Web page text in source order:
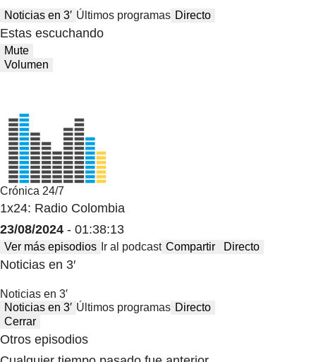
Noticias en 3′ Últimos programas Directo
Estas escuchando
Mute
Volumen
Crónica 24/7
1x24: Radio Colombia
23/08/2024 - 01:38:13
Ver más episodios Ir al podcast Compartir Directo
Noticias en 3′
Noticias en 3′
Noticias en 3′ Últimos programas Directo
Cerrar
Otros episodios